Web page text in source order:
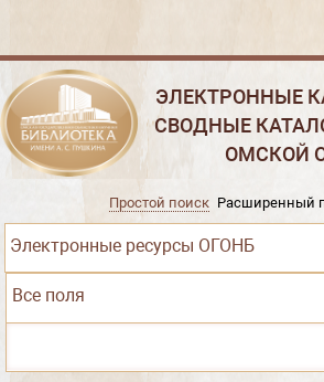
ЭЛЕКТРОННЫЕ
СВОДНЫЕ
ОМСКОЙ
Электронные ресурсы ОГОНБ
Простой поиск Расширенный
Все поля